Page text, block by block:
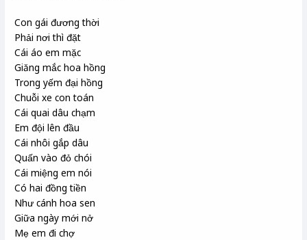
Con gái đương thời
Phải nơi thì đặt
Cái áo em mặc
Giăng mắc hoa hồng
Trong yếm đại hồng
Chuỗi xe con toán
Cái quai dâu chạm
Em đội lên đầu
Cái nhôi gắp dâu
Quấn vào đỏ chói
Cái miệng em nói
Có hai đồng tiền
Như cánh hoa sen
Giữa ngày mới nở
Mẹ em đi chợ